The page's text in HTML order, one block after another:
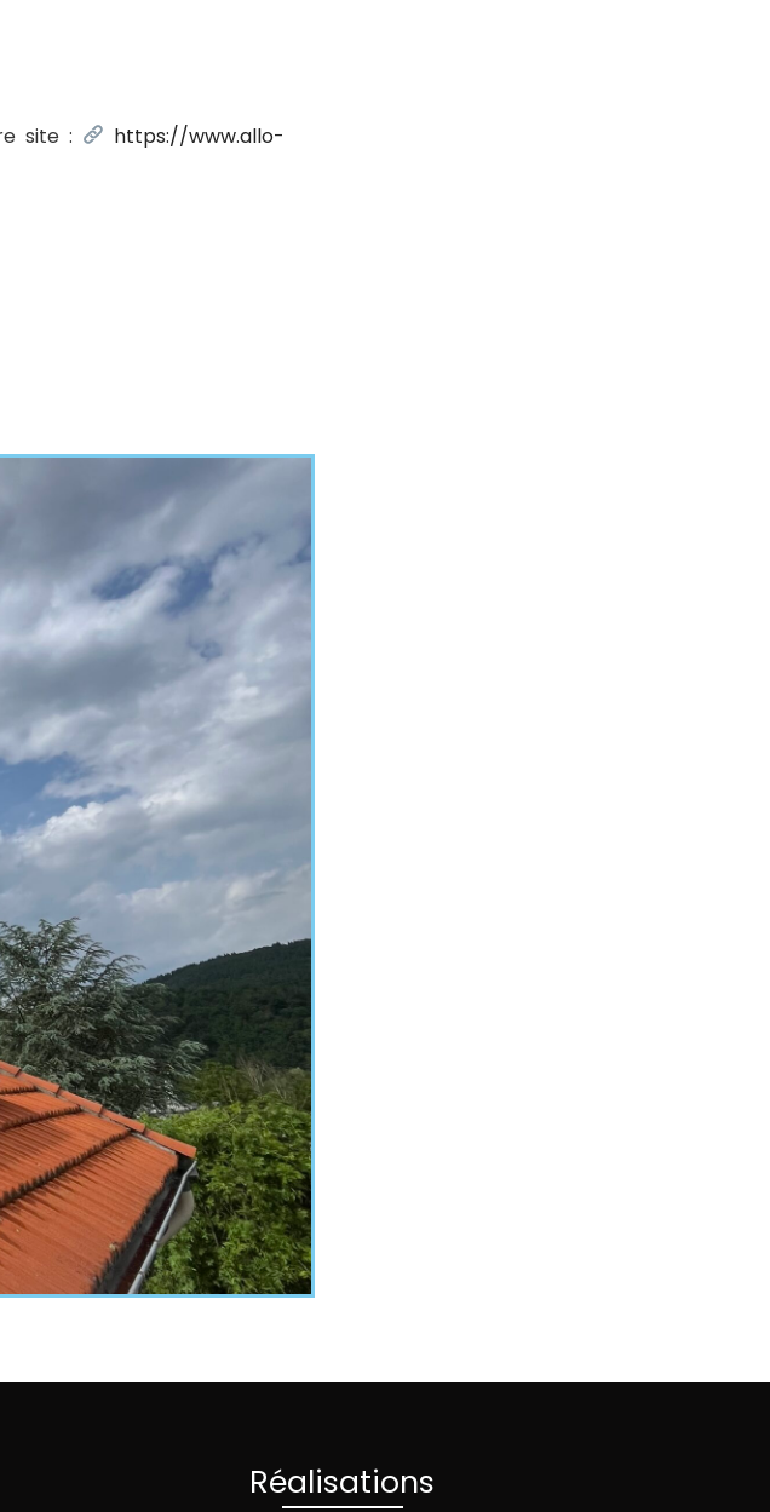
site :
https://www.allo-
Réalisations